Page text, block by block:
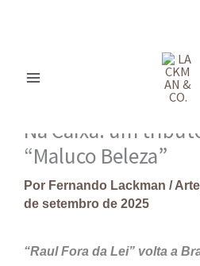
Na Caixa: um
“Maluco Beleza”
Por Fernando Lackman /Arte
de setembro de 2025
“Raul Fora da Lei” volta a